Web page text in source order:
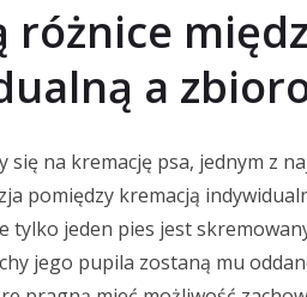
różnice
a
się na kremację psa, jednym z
pomiędzy kremacją
tylko jeden pies jest
jego pupila zostaną mu